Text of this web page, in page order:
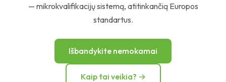
— mikrokvalifikacijų sistemą, atitinkančią Europos
standartus.
Išbandykite nemokamai
Kaip tai veikia? →